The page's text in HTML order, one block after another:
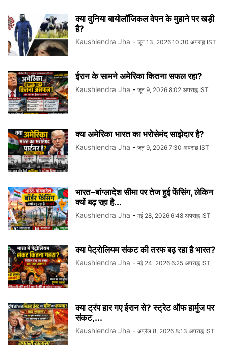
क्या दुनिया बायोलॉजिकल वेपन के मुहाने पर खड़ी
है?
Kaushlendra Jha - जून 13, 2026 10:30 अपराह्न IST
ईरान के सामने अमेरिका कितना सफल रहा?
Kaushlendra Jha - जून 9, 2026 8:02 अपराह्न IST
क्या अमेरिका भारत का भरोसेमंद साझेदार है?
Kaushlendra Jha - जून 9, 2026 7:30 अपराह्न IST
भारत–बांग्लादेश सीमा पर तेज हुई फेंसिंग, लेकिन
क्यों बढ़ रहा है...
Kaushlendra Jha - मई 28, 2026 6:48 अपराह्न IST
क्या पेट्रोलियम संकट की तरफ बढ़ रहा है भारत?
Kaushlendra Jha - मई 24, 2026 6:25 अपराह्न IST
क्या ट्रंप हार गए ईरान से? स्ट्रेट ऑफ हार्मुज पर
संकट,...
Kaushlendra Jha - अप्रैल 8, 2026 8:13 अपराह्न IST